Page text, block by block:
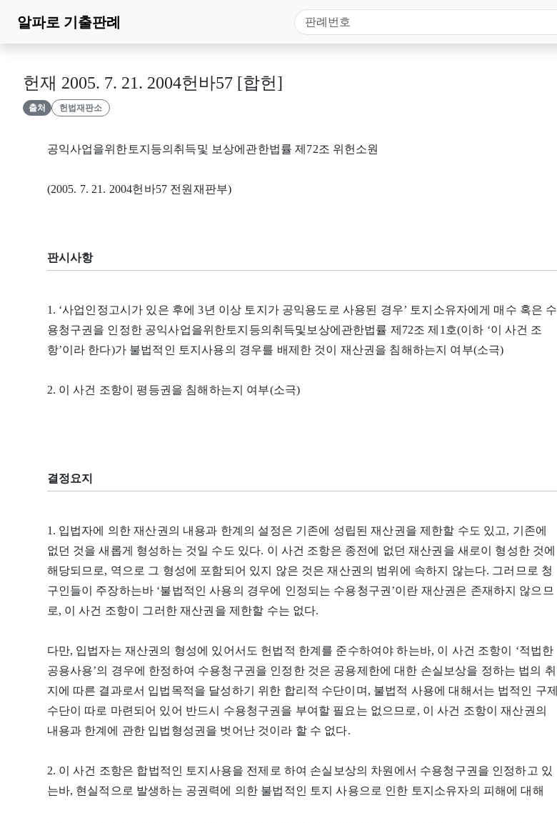
알파로 기출판례
헌재 2005. 7. 21. 2004헌바57 [합헌]
출처 헌법재판소
공익사업을위한토지등의취득및 보상에관한법률 제72조 위헌소원
(2005. 7. 21. 2004헌바57 전원재판부)
판시사항
1. ‘사업인정고시가 있은 후에 3년 이상 토지가 공익용도로 사용된 경우’ 토지소유자에게 매수 혹은 수
용청구권을 인정한 공익사업을위한토지등의취득및보상에관한법률 제72조 제1호(이하 ‘이 사건 조
항’이라 한다)가 불법적인 토지사용의 경우를 배제한 것이 재산권을 침해하는지 여부(소극)
2. 이 사건 조항이 평등권을 침해하는지 여부(소극)
결정요지
1. 입법자에 의한 재산권의 내용과 한계의 설정은 기존에 성립된 재산권을 제한할 수도 있고, 기존에
없던 것을 새롭게 형성하는 것일 수도 있다. 이 사건 조항은 종전에 없던 재산권을 새로이 형성한 것에
해당되므로, 역으로 그 형성에 포함되어 있지 않은 것은 재산권의 범위에 속하지 않는다. 그러므로 청
구인들이 주장하는바 ‘불법적인 사용의 경우에 인정되는 수용청구권’이란 재산권은 존재하지 않으므
로, 이 사건 조항이 그러한 재산권을 제한할 수는 없다.
다만, 입법자는 재산권의 형성에 있어서도 헌법적 한계를 준수하여야 하는바, 이 사건 조항이 ‘적법한
공용사용’의 경우에 한정하여 수용청구권을 인정한 것은 공용제한에 대한 손실보상을 정하는 법의 취
지에 따른 결과로서 입법목적을 달성하기 위한 합리적 수단이며, 불법적 사용에 대해서는 법적인 구제
수단이 따로 마련되어 있어 반드시 수용청구권을 부여할 필요는 없으므로, 이 사건 조항이 재산권의
내용과 한계에 관한 입법형성권을 벗어난 것이라 할 수 없다.
2. 이 사건 조항은 합법적인 토지사용을 전제로 하여 손실보상의 차원에서 수용청구권을 인정하고 있
는바, 현실적으로 발생하는 공권력에 의한 불법적인 토지 사용으로 인한 토지소유자의 피해에 대해